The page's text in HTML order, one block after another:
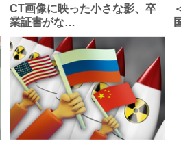
CT画像に映った小さな影、卒
業証書がな…